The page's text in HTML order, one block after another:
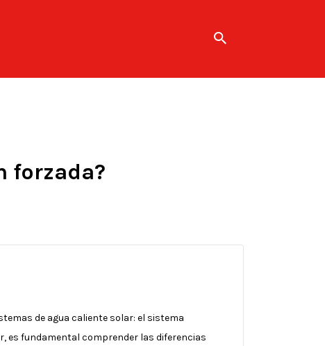
forzada?
de agua caliente solar: el sistema
es fundamental comprender las diferencias